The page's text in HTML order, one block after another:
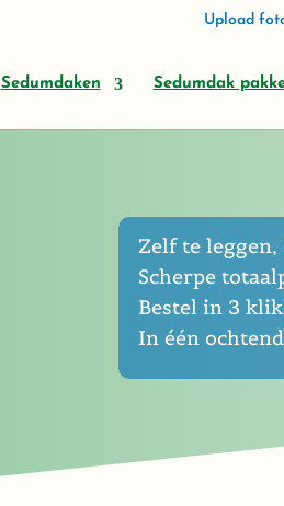
Upload
Sedumdaken Sedumdak
Zelf te
Scherpe
Bestel in 3
In één